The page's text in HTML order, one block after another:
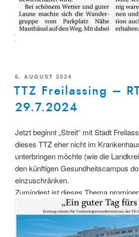
VERÖFFENTLICHT
AM
6. AUGUST 2024
TTZ Freilassing –
29.7.2024
Jetzt beginnt „Streit“ mit Stadt
dieses TTZ eher nicht im
unterbringen möchte (wie die
den künftigen Gesundheitscampus
einzuschränken.
Zumindest ist dieses Thema